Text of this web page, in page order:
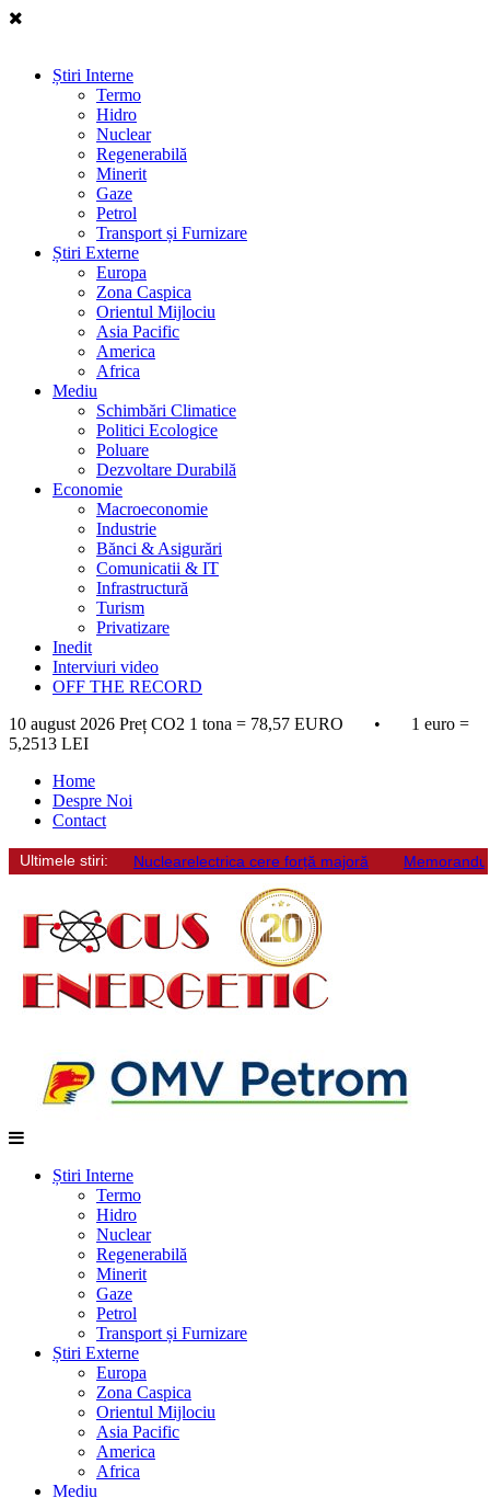
Știri Interne
Termo
Hidro
Nuclear
Regenerabilă
Minerit
Gaze
Petrol
Transport și Furnizare
Știri Externe
Europa
Zona Caspica
Orientul Mijlociu
Asia Pacific
America
Africa
Mediu
Schimbări Climatice
Politici Ecologice
Poluare
Dezvoltare Durabilă
Economie
Macroeconomie
Industrie
Bănci & Asigurări
Comunicatii & IT
Infrastructură
Turism
Privatizare
Inedit
Interviuri video
OFF THE RECORD
10 august 2026 Preț CO2 1 tona = 78,57 EURO • 1 euro =
5,2513 LEI
Home
Despre Noi
Contact
Ultimele stiri: Nuclearelectrica cere forță majoră
Știri Interne
Termo
Hidro
Nuclear
Regenerabilă
Minerit
Gaze
Petrol
Transport și Furnizare
Știri Externe
Europa
Zona Caspica
Orientul Mijlociu
Asia Pacific
America
Africa
Mediu